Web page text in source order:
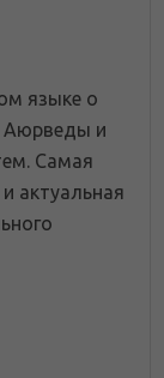
языке о
Аюрведы и
Самая
актуальная